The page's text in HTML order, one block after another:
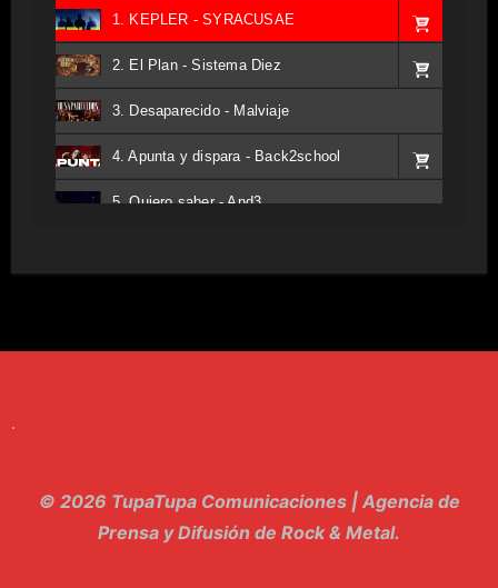
1. KEPLER - SYRACUSAE
2. El Plan - Sistema Diez
3. Desaparecido - Malviaje
4. Apunta y dispara - Back2school
5. Quiero saber - And3
12. dolor - Piel
.
© 2026 TupaTupa Comunicaciones | Agencia de
Prensa y Difusión de Rock & Metal.